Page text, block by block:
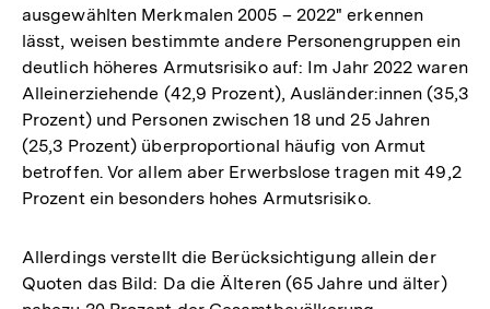
ausgewählten Merkmalen 2005 – 2022" erkennen
lässt, weisen bestimmte andere Personengruppen ein
deutlich höheres Armutsrisiko auf: Im Jahr 2022 waren
Alleinerziehende (42,9 Prozent), Ausländer:innen (35,3
Prozent) und Personen zwischen 18 und 25 Jahren
(25,3 Prozent) überproportional häufig von Armut
betroffen. Vor allem aber Erwerbslose tragen mit 49,2
Prozent ein besonders hohes Armutsrisiko.
Allerdings verstellt die Berücksichtigung allein der
Quoten das Bild: Da die Älteren (65 Jahre und älter)